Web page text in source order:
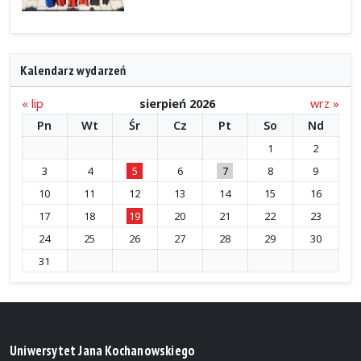
Kalendarz wydarzeń
« lip sierpień 2026
wrz »
Pn
Wt Śr Cz Pt So Nd
1
2
3
4 5 6 7 8
9
10
11 12 13 14 15
16
17
18 19 20 21 22
23
24
25 26 27 28 29
30
31
Uniwersytet Jana Kochanowskiego